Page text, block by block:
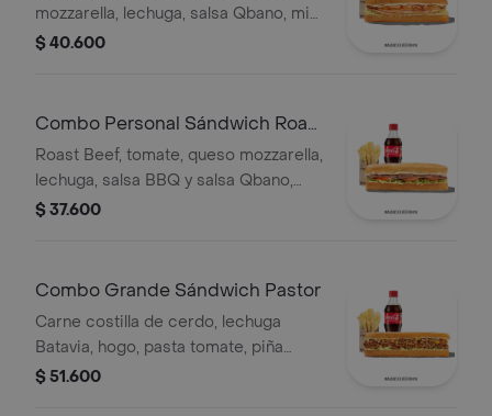
mozzarella, lechuga, salsa Qbano, miel
mostaza, papas a la francesa y
$ 40.600
Combo Personal Sándwich Roast
Beef
Roast Beef, tomate, queso mozzarella,
lechuga, salsa BBQ y salsa Qbano,
papas a la francesa y bebida.
$ 37.600
Combo Grande Sándwich Pastor
Carne costilla de cerdo, lechuga
Batavia, hogo, pasta tomate, piña
calada asada, cebolla blanca y
$ 51.600